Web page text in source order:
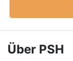
Über PSH